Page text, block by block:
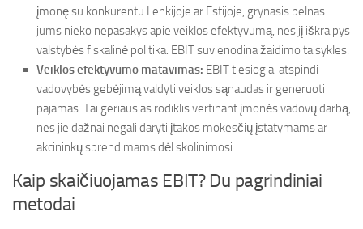
įmonę su konkurentu Lenkijoje ar Estijoje, grynasis pelnas
jums nieko nepasakys apie veiklos efektyvumą, nes jį iškraipys
valstybės fiskalinė politika. EBIT suvienodina žaidimo taisykles.
Veiklos efektyvumo matavimas: EBIT tiesiogiai atspindi
vadovybės gebėjimą valdyti veiklos sąnaudas ir generuoti
pajamas. Tai geriausias rodiklis vertinant įmonės vadovų darbą,
nes jie dažnai negali daryti įtakos mokesčių įstatymams ar
akcininkų sprendimams dėl skolinimosi.
Kaip skaičiuojamas EBIT? Du pagrindiniai
metodai